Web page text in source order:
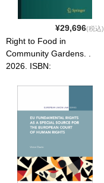
¥29,696(税込)
Right to Food in
Community Gardens. .
2026. ISBN: